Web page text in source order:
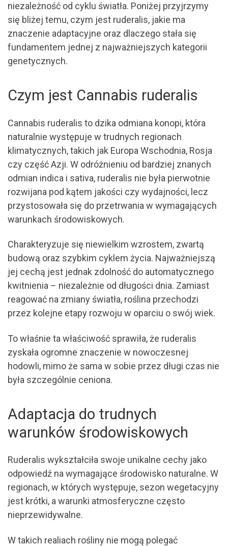
niezależność od cyklu światła. Poniżej przyjrzymy
się bliżej temu, czym jest ruderalis, jakie ma
znaczenie adaptacyjne oraz dlaczego stała się
fundamentem jednej z najważniejszych kategorii
genetycznych.
Czym jest Cannabis ruderalis
Cannabis ruderalis to dzika odmiana konopi, która
naturalnie występuje w trudnych regionach
klimatycznych, takich jak Europa Wschodnia, Rosja
czy część Azji. W odróżnieniu od bardziej znanych
odmian indica i sativa, ruderalis nie była pierwotnie
rozwijana pod kątem jakości czy wydajności, lecz
przystosowała się do przetrwania w wymagających
warunkach środowiskowych.
Charakteryzuje się niewielkim wzrostem, zwartą
budową oraz szybkim cyklem życia. Najważniejszą
jej cechą jest jednak zdolność do automatycznego
kwitnienia – niezależnie od długości dnia. Zamiast
reagować na zmiany światła, roślina przechodzi
przez kolejne etapy rozwoju w oparciu o swój wiek.
To właśnie ta właściwość sprawiła, że ruderalis
zyskała ogromne znaczenie w nowoczesnej
hodowli, mimo że sama w sobie przez długi czas nie
była szczególnie ceniona.
Adaptacja do trudnych
warunków środowiskowych
Ruderalis wykształciła swoje unikalne cechy jako
odpowiedź na wymagające środowisko naturalne. W
regionach, w których występuje, sezon wegetacyjny
jest krótki, a warunki atmosferyczne często
nieprzewidywalne.
W takich realiach rośliny nie mogą polegać